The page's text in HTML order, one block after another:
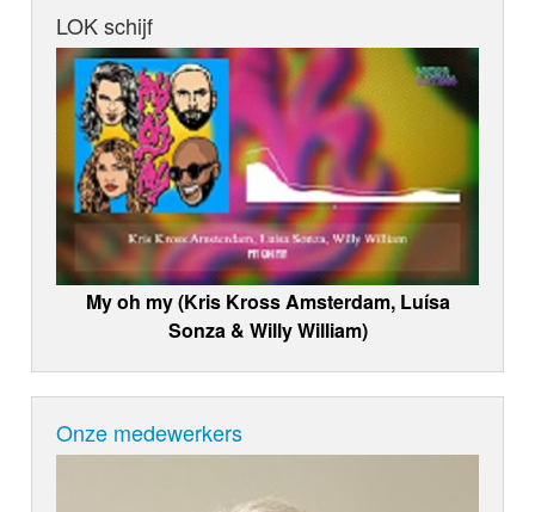
LOK schijf
My oh my (Kris Kross Amsterdam, Luísa
Sonza & Willy William)
Onze medewerkers